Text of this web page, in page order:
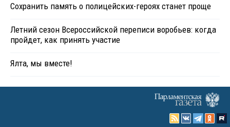
Сохранить память о полицейских-героях станет проще
Летний сезон Всероссийской переписи воробьев: когда
пройдет, как принять участие
Ялта, мы вместе!